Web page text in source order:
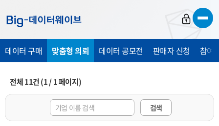
가
가
가
데이터 구매 맞춤형 의뢰 데이터 공모전 판매자 신청 참여
전체11건(1/1페이지)
검색